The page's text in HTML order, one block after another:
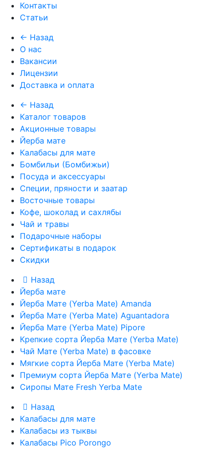
Контакты
Статьи
← Назад
О нас
Вакансии
Лицензии
Доставка и оплата
← Назад
Каталог товаров
Акционные товары
Йерба мате
Калабасы для мате
Бомбильи (Бомбижьи)
Посуда и аксессуары
Специи, пряности и заатар
Восточные товары
Кофе, шоколад и сахлябы
Чай и травы
Подарочные наборы
Сертификаты в подарок
Скидки
Назад
Йерба мате
Йерба Мате (Yerba Mate) Amanda
Йерба Мате (Yerba Mate) Aguantadora
Йерба Мате (Yerba Mate) Pipore
Крепкие сорта Йерба Мате (Yerba Mate)
Чай Мате (Yerba Mate) в фасовке
Мягкие сорта Йерба Мате (Yerba Mate)
Премиум сорта Йерба Мате (Yerba Mate)
Сиропы Мате Fresh Yerba Mate
Назад
Калабасы для мате
Калабасы из тыквы
Калабасы Pico Porongo